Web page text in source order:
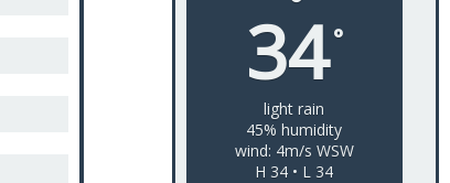
34°
light rain
45% humidity
wind: 4m/s WSW
H 34 • L 34